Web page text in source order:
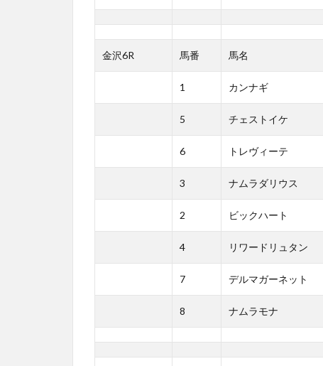
金沢6R 馬番 馬名
1 カンナギ
5 チェストイケ
6 トレヴィーテ
3 ナムラダリウス
2 ビックハート
4 リワードリュタン
7 デルマガーネット
8 ナムラモナ